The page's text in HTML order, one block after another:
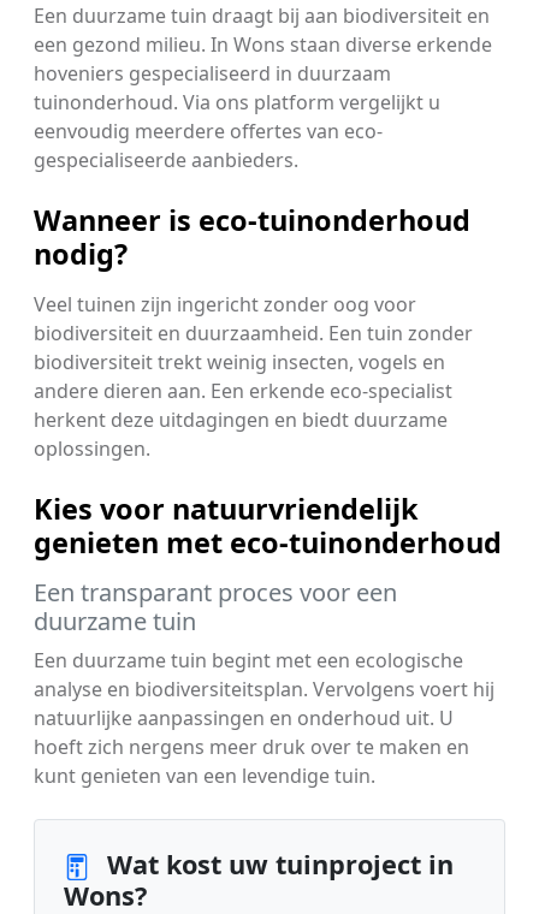
Een duurzame tuin draagt bij aan biodiversiteit en
een gezond milieu. In Wons staan diverse erkende
hoveniers gespecialiseerd in duurzaam
tuinonderhoud. Via ons platform vergelijkt u
eenvoudig meerdere offertes van eco-
gespecialiseerde aanbieders.
Wanneer is eco-tuinonderhoud
nodig?
Veel tuinen zijn ingericht zonder oog voor
biodiversiteit en duurzaamheid. Een tuin zonder
biodiversiteit trekt weinig insecten, vogels en
andere dieren aan. Een erkende eco-specialist
herkent deze uitdagingen en biedt duurzame
oplossingen.
Kies voor natuurvriendelijk
genieten met eco-tuinonderhoud
Een transparant proces voor een
duurzame tuin
Een duurzame tuin begint met een ecologische
analyse en biodiversiteitsplan. Vervolgens voert hij
natuurlijke aanpassingen en onderhoud uit. U
hoeft zich nergens meer druk over te maken en
kunt genieten van een levendige tuin.
Wat kost uw tuinproject in
Wons?